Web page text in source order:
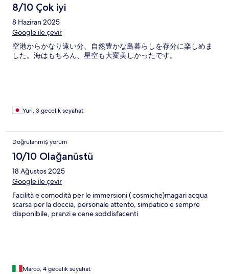
8/10 Çok iyi
8 Haziran 2025
Google ile çevir
空港からかなり遠い分、自然豊かな島暮らしを存分に楽しめま
した。海はもちろん、星空も大変美しかったです。
Yuri, 3 gecelik seyahat
Doğrulanmış yorum
10/10 Olağanüstü
18 Ağustos 2025
Google ile çevir
Facilità e comodità per le immersioni ( cosmiche)magari acqua
scarsa per la doccia, personale attento, simpatico e sempre
disponibile, pranzi e cene soddisfacenti
Marco, 4 gecelik seyahat